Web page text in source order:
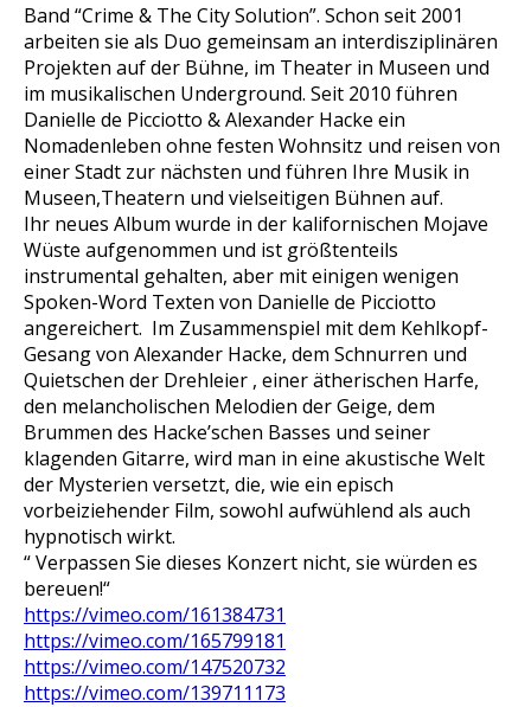
Band “Crime & The City Solution”. Schon seit 2001
arbeiten sie als Duo gemeinsam an interdisziplinären
Projekten auf der Bühne, im Theater in Museen und
im musikalischen Underground. Seit 2010 führen
Danielle de Picciotto & Alexander Hacke ein
Nomadenleben ohne festen Wohnsitz und reisen von
einer Stadt zur nächsten und führen Ihre Musik in
Museen,Theatern und vielseitigen Bühnen auf.
Ihr neues Album wurde in der kalifornischen Mojave
Wüste aufgenommen und ist größtenteils
instrumental gehalten, aber mit einigen wenigen
Spoken-Word Texten von Danielle de Picciotto
angereichert. Im Zusammenspiel mit dem Kehlkopf-
Gesang von Alexander Hacke, dem Schnurren und
Quietschen der Drehleier , einer ätherischen Harfe,
den melancholischen Melodien der Geige, dem
Brummen des Hacke’schen Basses und seiner
klagenden Gitarre, wird man in eine akustische Welt
der Mysterien versetzt, die, wie ein episch
vorbeiziehender Film, sowohl aufwühlend als auch
hypnotisch wirkt.
“ Verpassen Sie dieses Konzert nicht, sie würden es
bereuen!“
https://vimeo.com/161384731
https://vimeo.com/165799181
https://vimeo.com/147520732
https://vimeo.com/139711173